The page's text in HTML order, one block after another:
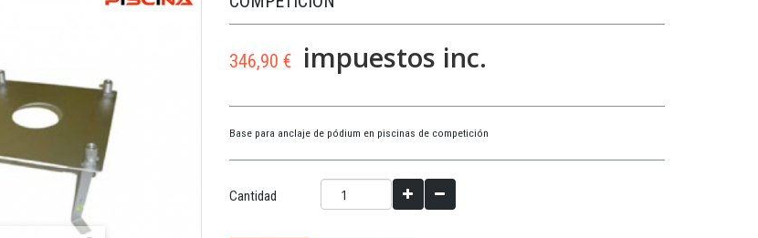
346,90 € impuestos inc.
Base para anclaje de pódium en piscinas de competición
Cantidad